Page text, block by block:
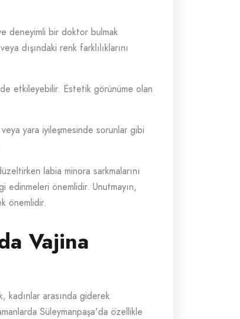
deneyimli bir doktor bulmak
dışındaki renk farklılıklarını
etkileyebilir. Estetik görünüme olan
yara iyileşmesinde sorunlar gibi
labia minora sarkmalarını
edinmeleri önemlidir. Unutmayın,
önemlidir.
Vajina
kadınlar arasında giderek
Süleymanpaşa'da özellikle